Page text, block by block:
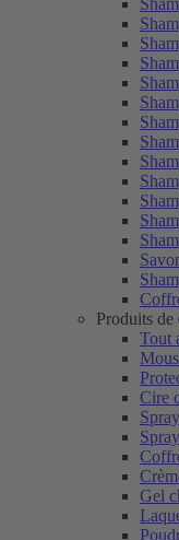
Produits
Tout
Cire
Gel